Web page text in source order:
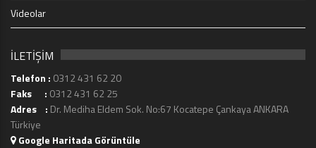
Videolar
İLETİŞİM
Telefon : 0312 431 62 20
Faks : 0312 431 62 25
Adres : Dr. Mediha Eldem Sok. No:67 Kocatepe Çankaya ANKARA
Türkiye
Google Haritada Görüntüle